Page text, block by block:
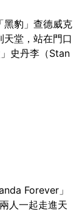
豹」查德威克
堂，站在門口
史丹李（Stan
Forever」
人一起走進天